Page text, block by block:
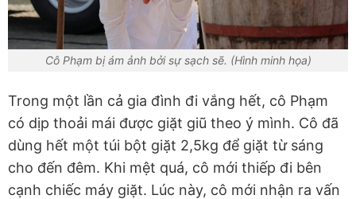
Cô Phạm bị ám ảnh bởi sự sạch sẽ. (Hình minh họa)
Trong một lần cả gia đình đi vắng hết, cô Phạm
có dịp thoải mái được giặt giũ theo ý mình. Cô đã
dùng hết một túi bột giặt 2,5kg để giặt từ sáng
cho đến đêm. Khi mệt quá, cô mới thiếp đi bên
cạnh chiếc máy giặt. Lúc này, cô mới nhận ra vấn